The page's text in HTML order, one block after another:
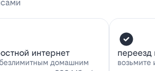
интернет
безлимитным домашним
переезд
возьмите